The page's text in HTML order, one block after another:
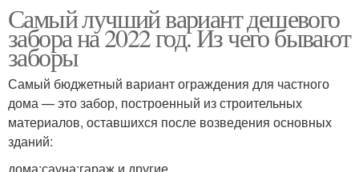
Самый лучший вариант дешевого
забора на 2022 год. Из чего бывают
заборы
Самый бюджетный вариант ограждения для частного
дома — это забор, построенный из строительных
материалов, оставшихся после возведения основных
зданий: